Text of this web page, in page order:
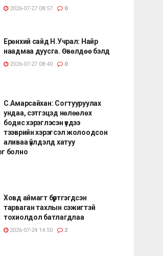
2026-07-27 08:57 0
Ерөнхий сайд Н.Учрал: Найр
наадмаа дуусга. Өвөлдөө бэлд
2026-07-27 08:40 0
С.Амарсайхан: Согтууруулах
ундаа, сэтгэцэд нөлөөлөх
бодис хэрэглэсэн үедээ
тээврийн хэрэгсэл жолоодсон
аливаа үйлдэлд хатуу
болно
Ховд аймагт бүртгэгдсэн
тарваган тахлын сэжигтэй
тохиолдол батлагдлаа
2026-07-24 14:50 2